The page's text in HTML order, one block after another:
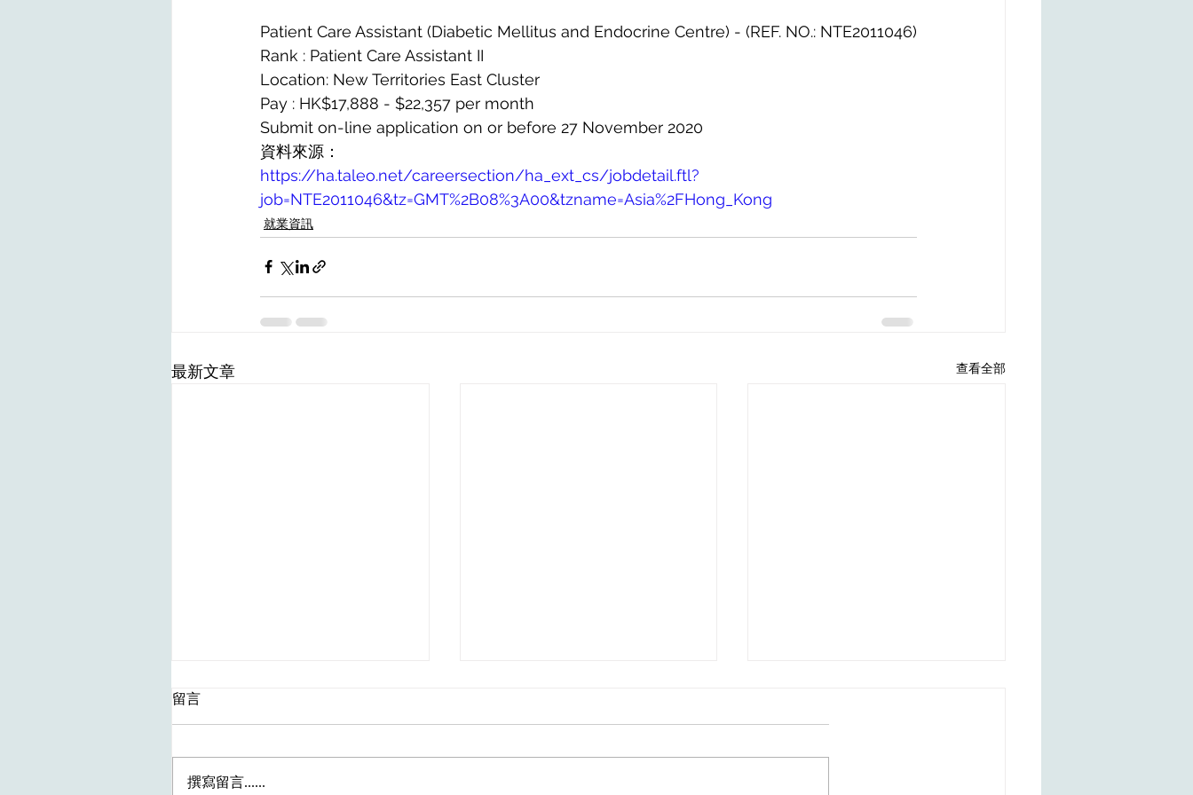
Patient Care Assistant (Diabetic Mellitus and Endocrine Centre) - (REF. NO.: NTE2011046)
Rank : Patient Care Assistant II
Location: New Territories East Cluster
Pay : HK$17,888 - $22,357 per month
Submit on-line application on or before 27 November 2020
資料來源：
https://ha.taleo.net/careersection/ha_ext_cs/jobdetail.ftl?
job=NTE2011046&tz=GMT%2B08%3A00&tzname=Asia%2FHong_Kong
就業資訊
最新文章 查看全部
留言
撰寫留言......